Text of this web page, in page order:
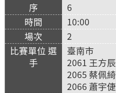
6
10:00
2
臺南市
2061 王方辰
2065 蔡佩綺
2066 蕭宇倢